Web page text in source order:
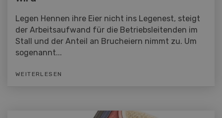
Legen Hennen ihre Eier nicht ins Legenest, steigt
der Arbeitsaufwand für die Betriebsleitenden im
Stall und der Anteil an Brucheiern nimmt zu. Um
sogenannt...
WEITERLESEN